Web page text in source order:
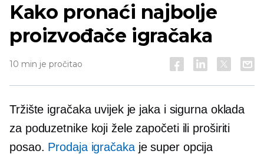
Kako pronaći najbolje
proizvođače igračaka
10 min je pročitao
Tržište igračaka uvijek je jaka i sigurna oklada
za poduzetnike koji žele započeti ili proširiti
posao. Prodaja igračakaje super opcija